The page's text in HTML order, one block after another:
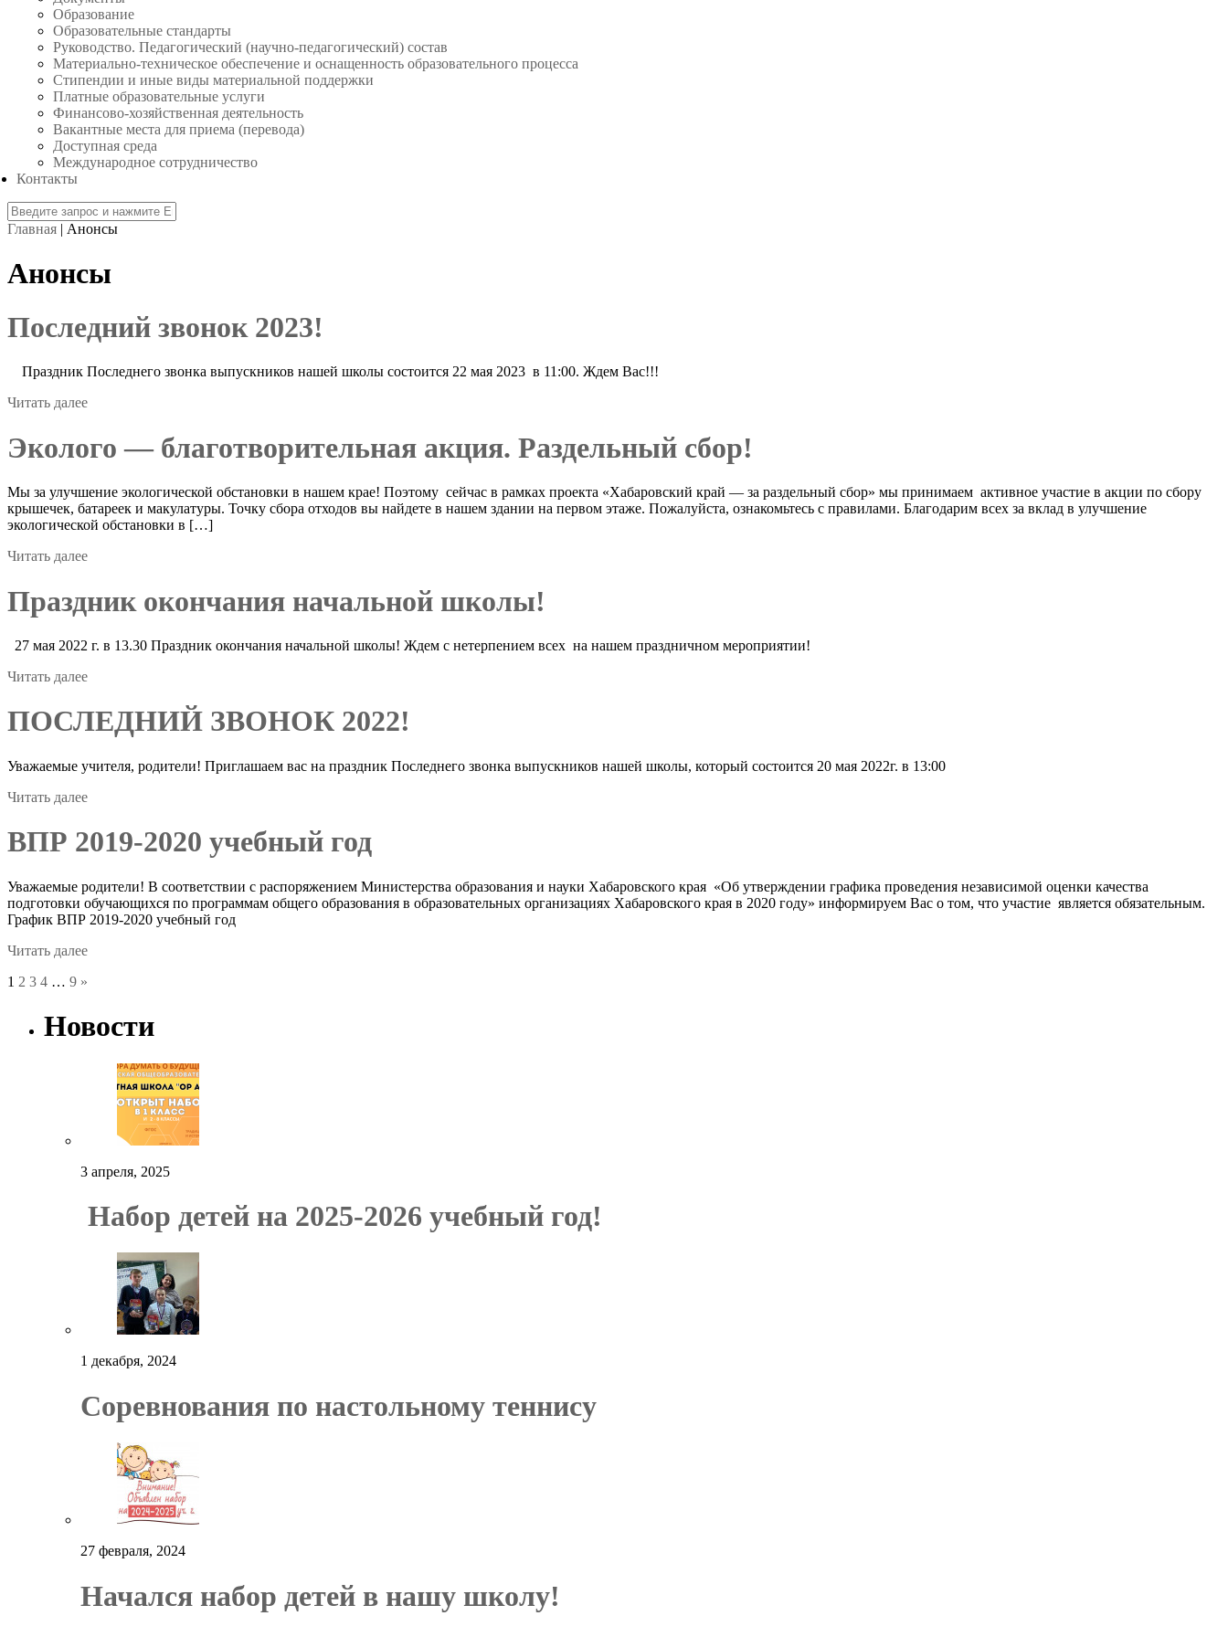
Образование
Образовательные стандарты
Руководство. Педагогический (научно-педагогический) состав
Материально-техническое обеспечение и оснащенность образовательного процесса
Стипендии и иные виды материальной поддержки
Платные образовательные услуги
Финансово-хозяйственная деятельность
Вакантные места для приема (перевода)
Доступная среда
Международное сотрудничество
Контакты
Главная | Анонсы
Анонсы
Последний звонок 2023!
Праздник Последнего звонка выпускников нашей школы состоится 22 мая 2023 в 11:00. Ждем Вас!!!
Читать далее
Эколого — благотворительная акция. Раздельный сбор!
Мы за улучшение экологической обстановки в нашем крае! Поэтому сейчас в рамках проекта «Хабаровский край — за раздельный сбор» мы принимаем активное участие в акции по сбору
крышечек, батареек и макулатуры. Точку сбора отходов вы найдете в нашем здании на первом этаже. Пожалуйста, ознакомьтесь с правилами. Благодарим всех за вклад в улучшение
экологической обстановки в […]
Читать далее
Праздник окончания начальной школы!
27 мая 2022 г. в 13.30 Праздник окончания начальной школы! Ждем с нетерпением всех на нашем праздничном мероприятии!
Читать далее
ПОСЛЕДНИЙ ЗВОНОК 2022!
Уважаемые учителя, родители! Приглашаем вас на праздник Последнего звонка выпускников нашей школы, который состоится 20 мая 2022г. в 13:00
Читать далее
ВПР 2019-2020 учебный год
Уважаемые родители! В соответствии с распоряжением Министерства образования и науки Хабаровского края «Об утверждении графика проведения независимой оценки качества
подготовки обучающихся по программам общего образования в образовательных организациях Хабаровского края в 2020 году» информируем Вас о том, что участие является обязательным.
График ВПР 2019-2020 учебный год
Читать далее
1 2 3 4 … 9 »
Новости
3 апреля, 2025
Набор детей на 2025-2026 учебный год!
1 декабря, 2024
Соревнования по настольному теннису
27 февраля, 2024
Начался набор детей в нашу школу!